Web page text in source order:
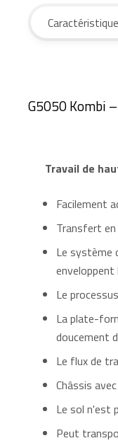
G5050 Kombi
Travail de
Facilement
Transfert en
Le système
Le
La plate-
doucement
Le flux de
Châssis
Le sol n'est
Peut